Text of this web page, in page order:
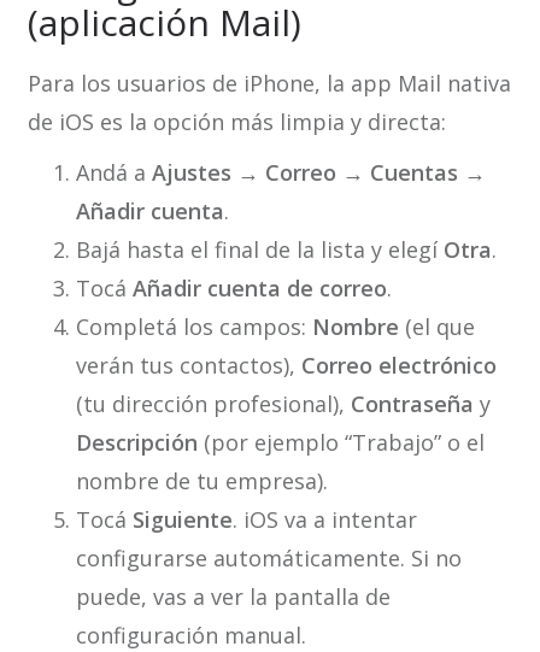
(aplicación Mail)
Para los usuarios de iPhone, la app Mail nativa
de iOS es la opción más limpia y directa:
Andá a Ajustes → Correo → Cuentas →
Añadir cuenta.
Bajá hasta el final de la lista y elegí Otra.
Tocá Añadir cuenta de correo.
Completá los campos: Nombre (el que
verán tus contactos), Correo electrónico
(tu dirección profesional), Contraseña y
Descripción (por ejemplo “Trabajo” o el
nombre de tu empresa).
Tocá Siguiente. iOS va a intentar
configurarse automáticamente. Si no
puede, vas a ver la pantalla de
configuración manual.